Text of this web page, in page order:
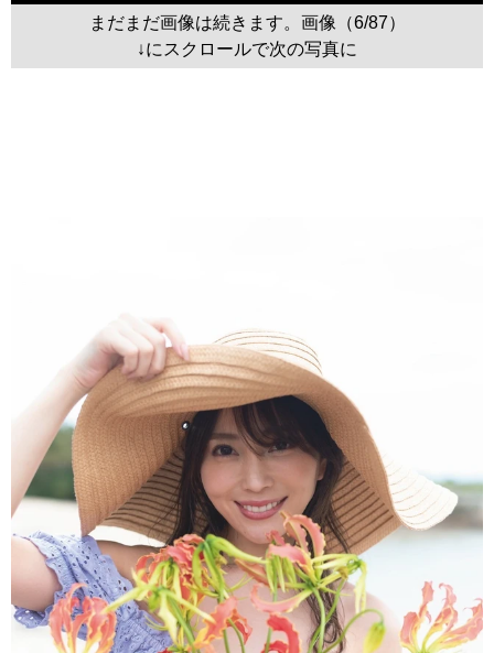
まだまだ画像は続きます。画像（6/87）
↓にスクロールで次の写真に